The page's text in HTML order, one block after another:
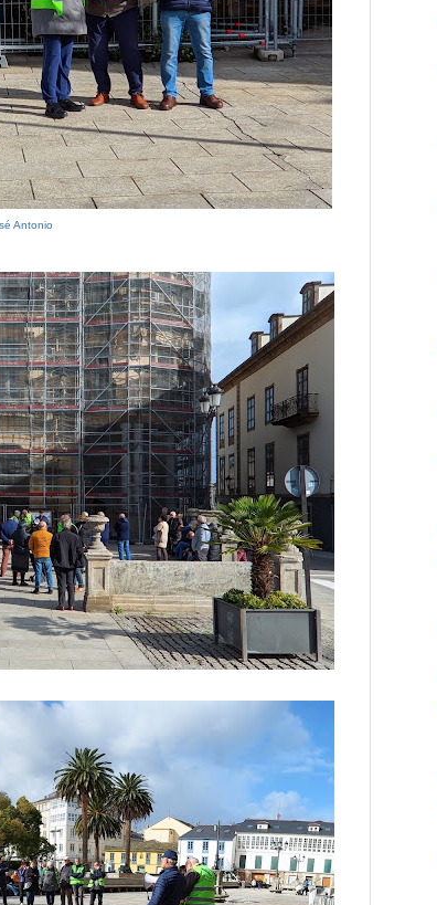
Antonio